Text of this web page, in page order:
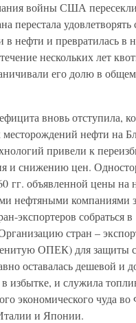
войны США
перестала
в нефти и превратилась в
нескольких лет
его долю в
вновь отступила,
месторождений нефти на
привели к
и снижению цен.
гг. объявленной цены на
нефтяными компаниями
экспортеров собраться
стран –
ОПЕК) для защиты
оставалась дешевой и
избытке, и служила
экономического чуда
и Японии.